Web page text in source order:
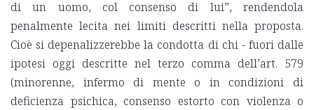
di un uomo, col consenso di lui”, rendendola
penalmente lecita nei limiti descritti nella proposta.
Cioè si depenalizzerebbe la condotta di chi - fuori dalle
ipotesi oggi descritte nel terzo comma dell’art. 579
(minorenne, infermo di mente o in condizioni di
deficienza psichica, consenso estorto con violenza o